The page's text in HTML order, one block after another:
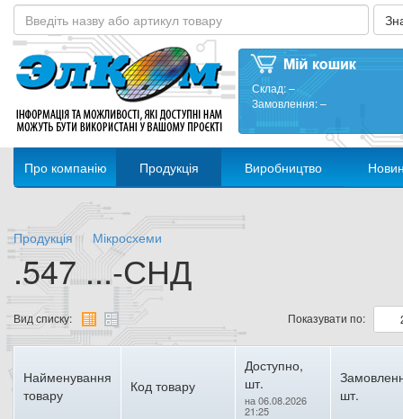
Склад:–
Замовлення:–
Про компанію Продукція Виробництво
Продукція Мікросхеми
.547 ...-СНД
Вид списку: Показувати по:
Найменування
товару
Код товару
Доступно,
шт.
на 06.08.2026
21:25
шт.